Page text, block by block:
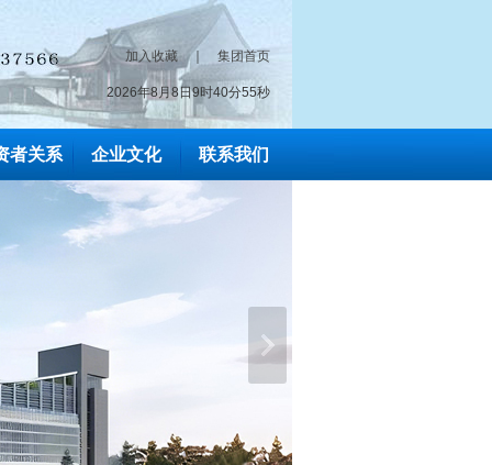
加入收藏｜ 集团首页
2026年8月8日9时40分57秒
者关系 企业文化 联系我们